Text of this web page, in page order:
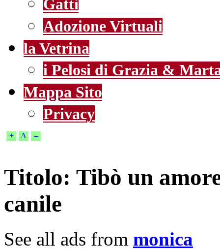
Gatti
Adozione Virtuali
la Vetrina
i Pelosi di Grazia &
Mappa Sito
Privacy
+ A --
Titolo: Tibò un
canile
See all ads from monica